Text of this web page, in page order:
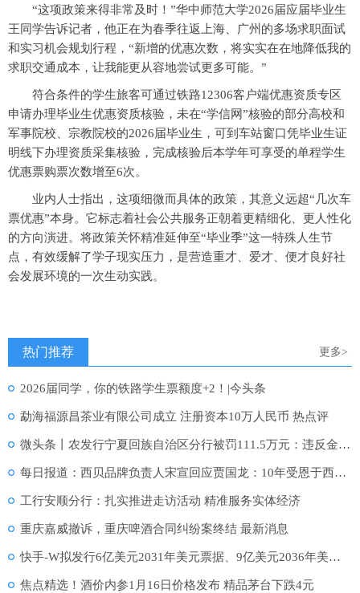
“这项政策来得非常及时！”华中师范大学2026届应届毕业生
王同学告诉记者，他正在为春季往返上海、广州的多场求职面试
和实习机会规划行程，“新增的优惠次数，将实实在在地降低我的
求职交通成本，让我能更从容地尝试更多可能。”
符合条件的学生旅客可通过铁路12306客户端优惠资质专区
申请办理毕业生优惠资质核验，未在“学信网”核验的部分高校和
军事院校、宗教院校的2026届毕业生，可到车站窗口凭毕业生证
明线下办理资质采集核验，完成核验后本学年可享受的单程学生
优惠票购票次数增至6次。
业内人士指出，这项细微而具体的政策，其意义远超“几次车
票优惠”本身。它标志着社会公共服务正朝着更精细化、更人性化
的方向演进。将政策关怀精准延伸至“毕业季”这一特殊人生节
点，有效缓解了学子现实压力，是营造重才、爱才、便才良好社
会发展环境的一次生动实践。
热门推荐 更多>
2026届同学，你的铁路学生票额度+2！|今头条
勐海福源昌茶业有限公司成立 注册资本10万人民币 热点评
微头条丨农发行宁夏回族自治区分行被罚111.5万元：违反金融统计管理相关规定
每日报道：西贝品牌负责人宋宣回应贾国龙：10年受恩于西贝，永远是西贝人
工行安顺分行：扎实推进走访活动 精准服务实体经济
重庆嘉威撤诉，重庆啤酒合同纠纷案终结 最新消息
快手-W拟发行6亿美元2031年美元票据、9亿美元2036年美元票据及35亿元的人民币票据
焦点精选！酒价内参1月16日价格发布 精品茅台下跌4元